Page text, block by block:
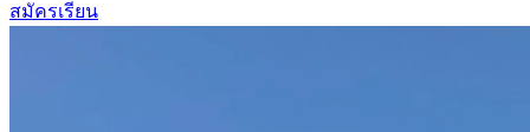
สมัครเรียน